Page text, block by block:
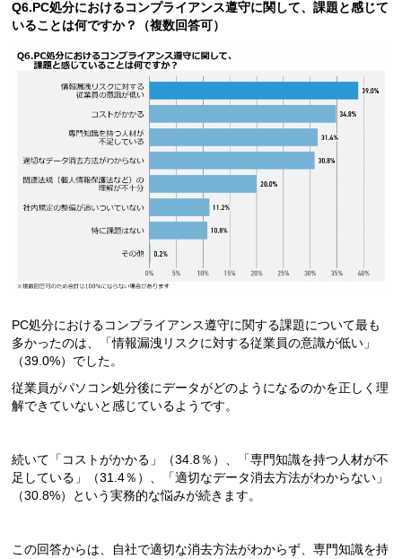
Q6.PC処分におけるコンプライアンス遵守に関して、課題と感じて
いることは何ですか？（複数回答可）
PC処分におけるコンプライアンス遵守に関する課題について最も
多かったのは、「情報漏洩リスクに対する従業員の意識が低い」
（39.0%）でした。
従業員がパソコン処分後にデータがどのようになるのかを正しく理
解できていないと感じているようです。
続いて「コストがかかる」（34.8％）、「専門知識を持つ人材が不
足している」（31.4％）、「適切なデータ消去方法がわからない」
（30.8%）という実務的な悩みが続きます。
この回答からは、自社で適切な消去方法がわからず、専門知識を持